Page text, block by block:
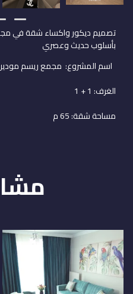
تصميم ديكور واكساء شقة في
بأسلوب حديث وعصري
الغرف: 1 + 1
مساحة شقة: 65 م